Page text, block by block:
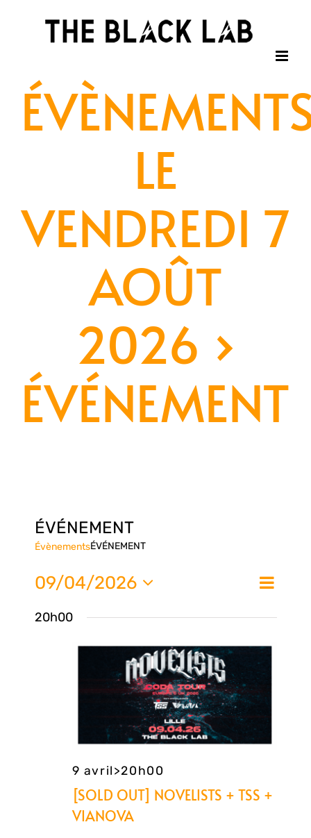
LE
VENDREDI 7
AOÛT
2026 ›
ÉVÉNEMENT
ÉVÉNEMENT
ÉvènementsÉVÉNEMENT
Jour
09/04/2026
une
20h00
9 avril>20h00
[SOLD OUT] NOVELISTS + TSS +
VIANOVA